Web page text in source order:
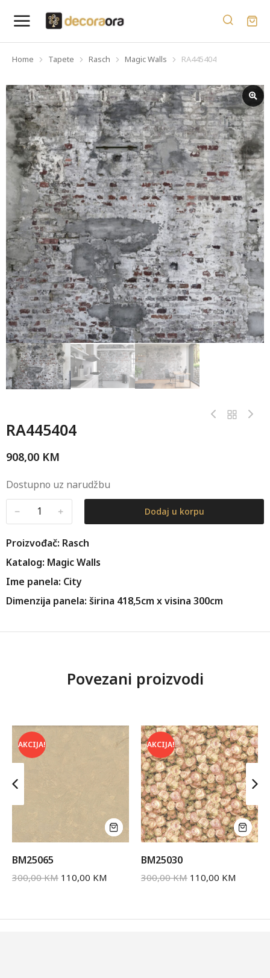
You are here:
Home Tapete Rasch Magic Walls RA445404
RA445404
908,00 KM
Dostupno uz narudžbu
﹣ ﹢ Dodaj u korpu
Proizvođač: Rasch
Katalog: Magic Walls
Ime panela: City
Dimenzija panela: širina 418,5cm x visina 300cm
Povezani proizvodi
AKCIJA!
BM25065
300,00KM 110,00 KM
AKCIJA!
BM25030
300,00KM 110,00 KM